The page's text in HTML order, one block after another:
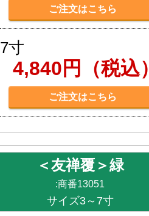
ご注文はこちら
7寸
4,840円（税込）
ご注文はこちら
＜友禅覆＞緑
:商番13051
サイズ3～7寸